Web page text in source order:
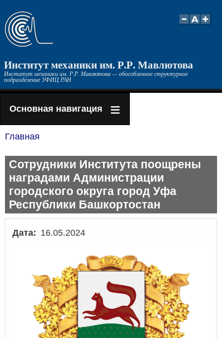
Перейти
основному
Институт механики им. Р.Р. Мавлютова
Институт механики им. Р.Р. Мавлютова — обособленное структурное
подразделение УФИЦ РАН
Основная навигация
навигации
Главная
Сотрудники Института поощрены
наградами Администрации
городского округа город Уфа
Республики Башкортостан
Дата 16.05.2024